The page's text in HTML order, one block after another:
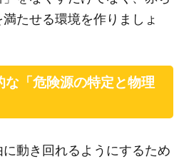
たせる環境を作りましょ
な「危険源の特定と物理
動き回れるようにするため